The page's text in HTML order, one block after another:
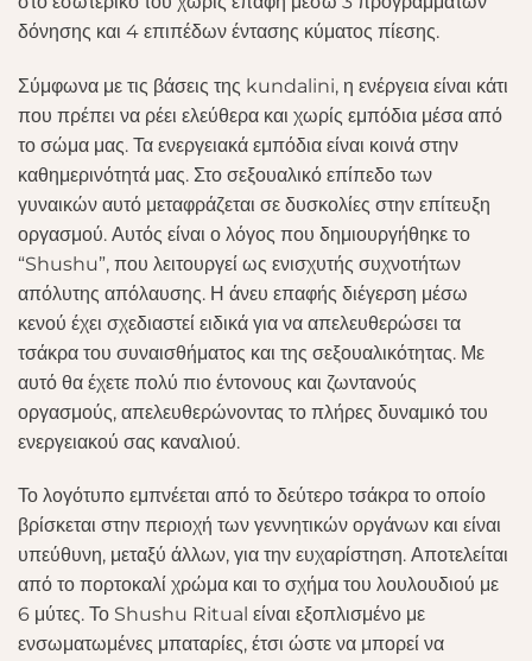
δόνησης και 4 επιπέδων έντασης κύματος πίεσης.
Σύμφωνα με τις βάσεις της kundalini, η ενέργεια είναι κάτι
που πρέπει να ρέει ελεύθερα και χωρίς εμπόδια μέσα από
το σώμα μας. Τα ενεργειακά εμπόδια είναι κοινά στην
καθημερινότητά μας. Στο σεξουαλικό επίπεδο των
γυναικών αυτό μεταφράζεται σε δυσκολίες στην επίτευξη
οργασμού. Αυτός είναι ο λόγος που δημιουργήθηκε το
“Shushu”, που λειτουργεί ως ενισχυτής συχνοτήτων
απόλυτης απόλαυσης. Η άνευ επαφής διέγερση μέσω
κενού έχει σχεδιαστεί ειδικά για να απελευθερώσει τα
τσάκρα του συναισθήματος και της σεξουαλικότητας. Με
αυτό θα έχετε πολύ πιο έντονους και ζωντανούς
οργασμούς, απελευθερώνοντας το πλήρες δυναμικό του
ενεργειακού σας καναλιού.
Το λογότυπο εμπνέεται από το δεύτερο τσάκρα το οποίο
βρίσκεται στην περιοχή των γεννητικών οργάνων και είναι
υπεύθυνη, μεταξύ άλλων, για την ευχαρίστηση. Αποτελείται
από το πορτοκαλί χρώμα και το σχήμα του λουλουδιού με
6 μύτες. Το Shushu Ritual είναι εξοπλισμένο με
ενσωματωμένες μπαταρίες, έτσι ώστε να μπορεί να